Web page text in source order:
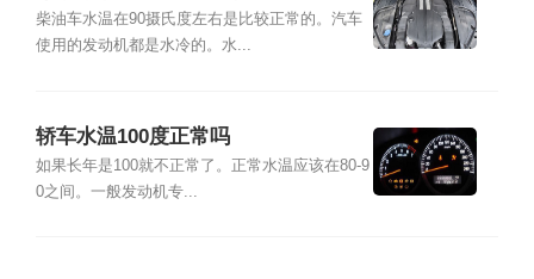
柴油车水温在90摄氏度左右是比较正常的。汽车
使用的发动机都是水冷的。水...
轿车水温100度正常吗
如果长年是100就不正常了。正常水温应该在80-9
0之间。一般发动机专...